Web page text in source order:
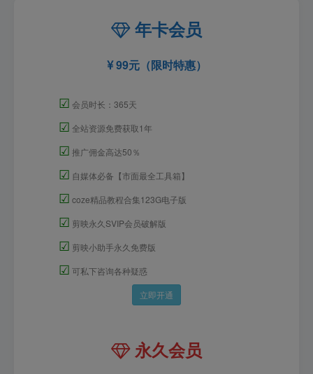
年卡会员
99元（限时特惠）
☑ 会员时长：365天
☑ 全站资源免费获取1年
☑ 推广佣金高达50％
☑ 自媒体必备【市面最全工具箱】
☑ coze精品教程合集123G电子版
☑ 剪映永久SVIP会员破解版
☑ 剪映小助手永久免费版
☑ 可私下咨询各种疑惑
立即开通
永久会员